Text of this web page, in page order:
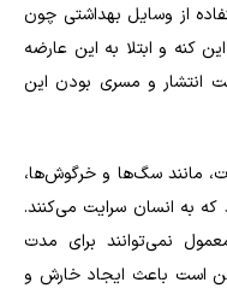
از وسایل بهداشتی چون
کنه و ابتلا به این عارضه
انتشار و مسری بودن این
مانند سگ‌ها و خرگوش‌ها،
که به انسان سرایت می‌کنند.
نمی‌توانند برای مدت
است باعث ایجاد خارش و